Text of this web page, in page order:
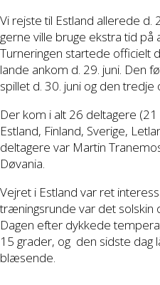
Vi rejste til Estland allerede d.
gerne ville bruge ekstra tid
Turneringen startede officielt
lande ankom d. 29. juni. Den
spillet d. 30. juni og den tredje
Der kom i alt 26 deltagere
Estland, Finland, Sverige,
deltagere var Martin
Døvania.
Vejret i Estland var ret
træningsrunde var det solskin
Dagen efter dykkede
15 grader, og den sidste dag
blæsende.